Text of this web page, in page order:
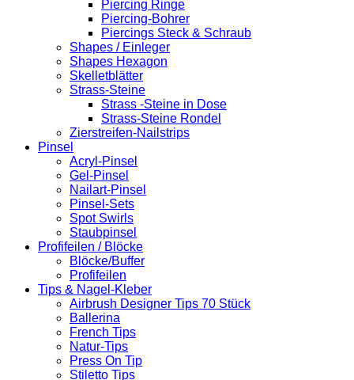
Piercing Ringe
Piercing-Bohrer
Piercings Steck & Schraub
Shapes / Einleger
Shapes Hexagon
Skelletblätter
Strass-Steine
Strass -Steine in Dose
Strass-Steine Rondel
Zierstreifen-Nailstrips
Pinsel
Acryl-Pinsel
Gel-Pinsel
Nailart-Pinsel
Pinsel-Sets
Spot Swirls
Staubpinsel
Profifeilen / Blöcke
Blöcke/Buffer
Profifeilen
Tips & Nagel-Kleber
Airbrush Designer Tips 70 Stück
Ballerina
French Tips
Natur-Tips
Press On Tip
Stiletto Tips